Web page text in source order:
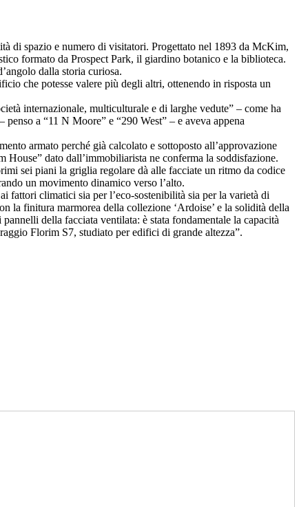
di spazio e numero di visitatori. Progettato nel 1893 da McKim,
formato da Prospect Park, il giardino botanico e la biblioteca.
dalla storia curiosa.
che potesse valere più degli altri, ottenendo in risposta un
internazionale, multiculturale e di larghe vedute” – come ha
a “11 N Moore” e “290 West” – e aveva appena
armato perché già calcolato e sottoposto all’approvazione
dato dall’immobiliarista ne conferma la soddisfazione.
sei piani la griglia regolare dà alle facciate un ritmo da codice
un movimento dinamico verso l’alto.
fattori climatici sia per l’eco-sostenibilità sia per la varietà di
la finitura marmorea della collezione ‘Ardoise’ e la solidità della
della facciata ventilata: è stata fondamentale la capacità
Florim S7, studiato per edifici di grande altezza”.